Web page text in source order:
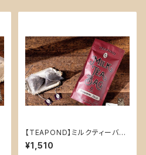
【TEAPOND】ミルクティーバッ
グ スタンドバック 10個入(ストロ
ベリーフィールズ)
¥1,510